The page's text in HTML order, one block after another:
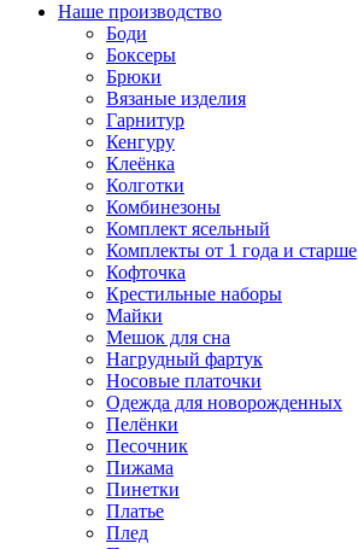
Наше производство
Боди
Боксеры
Брюки
Вязаные изделия
Гарнитур
Кенгуру
Клеёнка
Колготки
Комбинезоны
Комплект ясельный
Комплекты от 1 года и старше
Кофточка
Крестильные наборы
Майки
Мешок для сна
Нагрудный фартук
Носовые платочки
Одежда для новорожденных
Пелёнки
Песочник
Пижама
Пинетки
Платье
Плед